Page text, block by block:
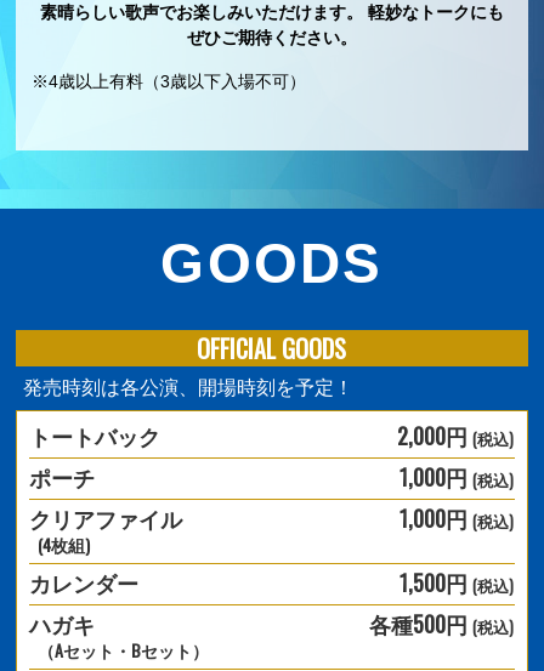
素晴らしい歌声でお楽しみいただけます。 軽妙なトークにも
ぜひご期待ください。
※4歳以上有料（3歳以下入場不可）
GOODS
OFFICIAL GOODS
発売時刻は各公演、開場時刻を予定！
トートバック 2,000円(税込)
ポーチ 1,000円(税込)
クリアファイル
(4枚組)
1,000円(税込)
カレンダー 1,500円(税込)
ハガキ
（Aセット・Bセット）
各種500円(税込)